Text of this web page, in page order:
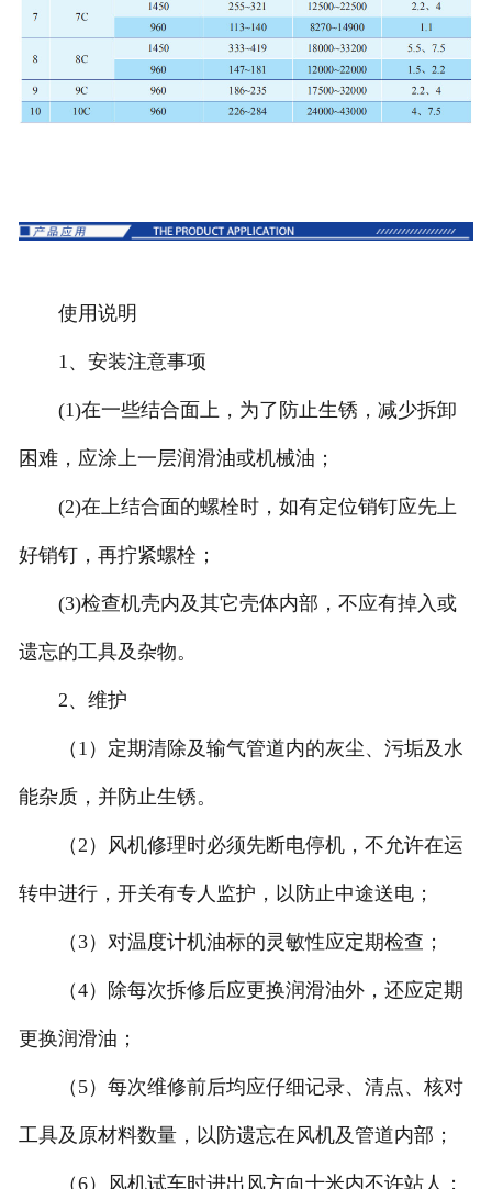
使用说明
1、安装注意事项
(1)在一些结合面上，为了防止生锈，减少拆卸
困难，应涂上一层润滑油或机械油；
(2)在上结合面的螺栓时，如有定位销钉应先上
好销钉，再拧紧螺栓；
(3)检查机壳内及其它壳体内部，不应有掉入或
遗忘的工具及杂物。
2、维护
（1）定期清除及输气管道内的灰尘、污垢及水
能杂质，并防止生锈。
（2）风机修理时必须先断电停机，不允许在运
转中进行，开关有专人监护，以防止中途送电；
（3）对温度计机油标的灵敏性应定期检查；
（4）除每次拆修后应更换润滑油外，还应定期
更换润滑油；
（5）每次维修前后均应仔细记录、清点、核对
工具及原材料数量，以防遗忘在风机及管道内部；
（6）风机试车时进出风方向十米内不许站人；